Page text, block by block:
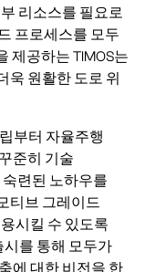
리소스를 필요로
프로세스를 모두
제공하는 TIMOS는
욱 원활한 도로 위
부터 자율주행
준히 기술
련된 노하우를
티브 그레이드
시킬 수 있도록
시를 통해 모두가
에 대한 비전을 한